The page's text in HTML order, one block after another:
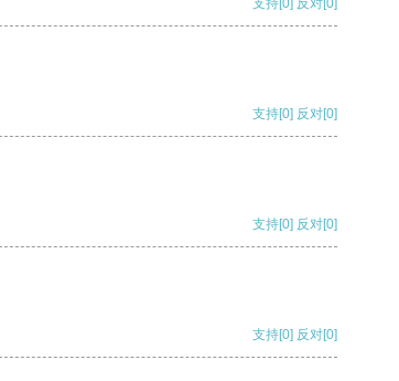
支持[0] 反对[0]
支持[0] 反对[0]
支持[0] 反对[0]
支持[0] 反对[0]